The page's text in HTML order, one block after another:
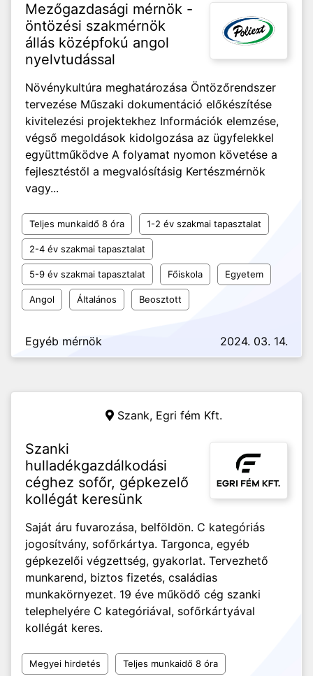
Mezőgazdasági mérnök -
öntözési szakmérnök
állás középfokú angol
nyelvtudással
Növénykultúra meghatározása Öntözőrendszer
tervezése Műszaki dokumentáció előkészítése
kivitelezési projektekhez Információk elemzése,
végső megoldások kidolgozása az ügyfelekkel
együttműködve A folyamat nyomon követése a
fejlesztéstől a megvalósításig Kertészmérnök
vagy...
Teljes munkaidő 8 óra 1-2 év szakmai tapasztalat
2-4 év szakmai tapasztalat
5-9 év szakmai tapasztalat Főiskola Egyetem
Angol Általános Beosztott
Egyéb mérnök 2024. 03. 14.
Szank, Egri fém Kft.
Szanki
hulladékgazdálkodási
céghez sofőr, gépkezelő
kollégát keresünk
Saját áru fuvarozása, belföldön. C kategóriás
jogosítvány, sofőrkártya. Targonca, egyéb
gépkezelői végzettség, gyakorlat. Tervezhető
munkarend, biztos fizetés, családias
munkakörnyezet. 19 éve működő cég szanki
telephelyére C kategóriával, sofőrkártyával
kollégát keres.
Megyei hirdetés Teljes munkaidő 8 óra